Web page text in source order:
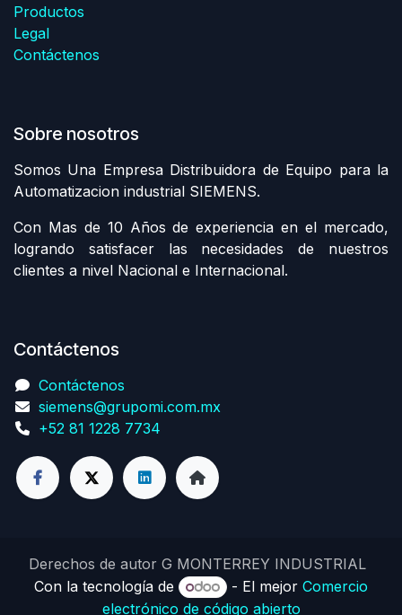
Productos
Legal
Contáctenos
Sobre nosotros
Somos Una Empresa Distribuidora de Equipo para la
Automatizacion industrial SIEMENS.
Con Mas de 10 Años de experiencia en el mercado,
logrando satisfacer las necesidades de nuestros
clientes a nivel Nacional e Internacional.
Contáctenos
Contáctenos
siemens@grupomi.com.mx
+52 81 1228 7734
Derechos de autor G MONTERREY INDUSTRIAL
Con la tecnología de
- El mejorComercio
electrónico de código abierto